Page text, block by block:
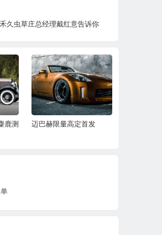
久虫草庄总经理戴红意告诉你
鹿测
迈巴赫限量高定首发